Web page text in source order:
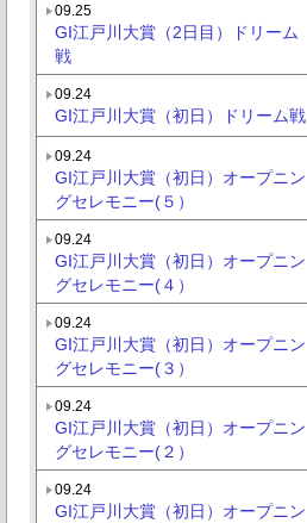
09.25
GI江戸川大賞（2日目）ドリーム
戦
09.24
GI江戸川大賞（初日）ドリーム戦
09.24
GI江戸川大賞（初日）オープニン
グセレモニー(５）
09.24
GI江戸川大賞（初日）オープニン
グセレモニー(４）
09.24
GI江戸川大賞（初日）オープニン
グセレモニー(３）
09.24
GI江戸川大賞（初日）オープニン
グセレモニー(２）
09.24
GI江戸川大賞（初日）オープニン